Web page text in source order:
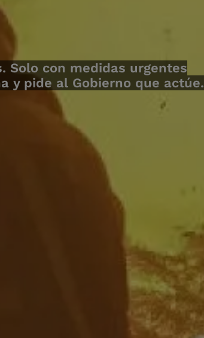
Solo con medidas urgentes
y pide al Gobierno que actúe.